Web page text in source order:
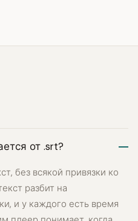
от .srt?
без всякой привязки ко
разбит на
и у каждого есть время